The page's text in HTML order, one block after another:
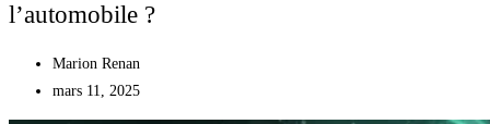
l’automobile ?
Marion Renan
mars 11, 2025